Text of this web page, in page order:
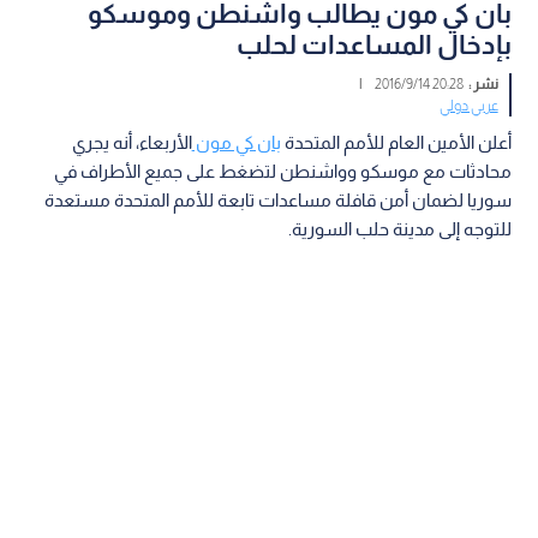
بان كي مون يطالب واشنطن وموسكو
بإدخال المساعدات لحلب
نشر :20:28 2016/9/14
|
عربي دولي
أعلن الأمين العام للأمم المتحدة بان كي مونالأربعاء، أنه يجري
محادثات مع موسكو وواشنطن لتضغط على جميع الأطراف في
سوريا لضمان أمن قافلة مساعدات تابعة للأمم المتحدة مستعدة
للتوجه إلى مدينة حلب السورية.